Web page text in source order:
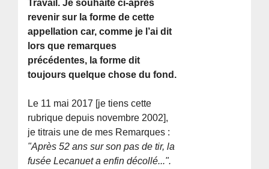
Travail. Je souhaite ci-après
revenir sur la forme de cette
appellation car, comme je l’ai dit
lors que remarques
précédentes, la forme dit
toujours quelque chose du fond.
Le 11 mai 2017 [je tiens cette
rubrique depuis novembre 2002],
je titrais une de mes Remarques :
"Après 52 ans sur son pas de tir, la
fusée Lecanuet a enfin décollé...".